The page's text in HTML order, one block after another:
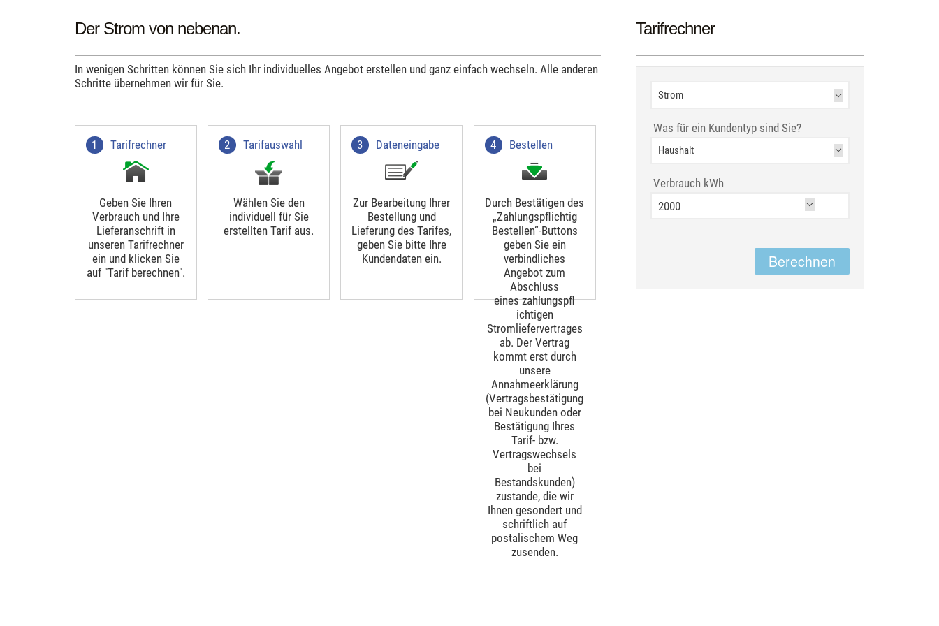
Der Strom von nebenan.
In wenigen Schritten können Sie sich Ihr individuelles Angebot erstellen und ganz einfach wechseln. Alle anderen
Schritte übernehmen wir für Sie.
Tarifrechner
Geben Sie Ihren
Verbrauch und Ihre
Lieferanschrift in
unseren Tarifrechner
ein und klicken Sie
auf "Tarif berechnen".
Tarifauswahl
Wählen Sie den
individuell für Sie
erstellten Tarif aus.
Dateneingabe
Zur Bearbeitung Ihrer
Bestellung und
Lieferung des Tarifes,
geben Sie bitte Ihre
Kundendaten ein.
Bestellen
Durch Bestätigen des
„Zahlungspflichtig
Bestellen“-Buttons
geben Sie ein
verbindliches
Angebot zum
Abschluss
eines zahlungspfl
ichtigen
Stromliefervertrages
ab. Der Vertrag
kommt erst durch
unsere
Annahmeerklärung
(Vertragsbestätigung
bei Neukunden oder
Bestätigung Ihres
Tarif- bzw.
Vertragswechsels
bei
Bestandskunden)
zustande, die wir
Ihnen gesondert und
schriftlich auf
postalischem Weg
zusenden.
Tarifrechner
Was für ein Kundentyp sind Sie?
Verbrauch kWh